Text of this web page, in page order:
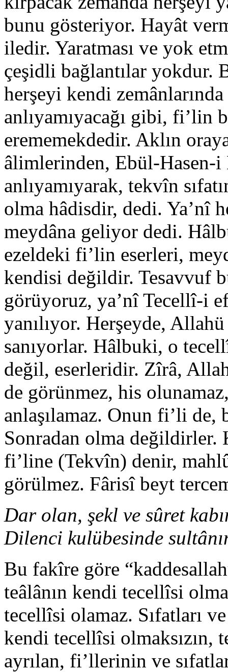
bunu gösteriyor. Hayât
iledir. Yaratması ve yok
çeşidli bağlantılar yokdur.
herşeyi kendi
anlıyamıyacağı gibi, fi’lin
erememekdedir. Aklın
âlimlerinden, Ebül-Hasen-i
anlıyamıyarak, tekvîn
olma hâdisdir, dedi. Ya’nî
meydâna geliyor dedi.
ezeldeki fi’lin eserleri,
kendisi değildir. Tesavvuf
görüyoruz, ya’nî Tecellî-i
yanılıyor. Herşeyde,
sanıyorlar. Hâlbuki, o
değil, eserleridir. Zîrâ,
de görünmez, his
anlaşılamaz. Onun fi’li de,
Sonradan olma değildirler.
fi’line (Tekvîn) denir,
görülmez. Fârisî beyt
Dar olan, şekl ve sûret
Dilenci kulübesinde
Bu fakîre göre
teâlânın kendi tecellîsi
tecellîsi olamaz. Sıfatları
kendi tecellîsi olmaksızın,
ayrılan, fi’llerinin ve